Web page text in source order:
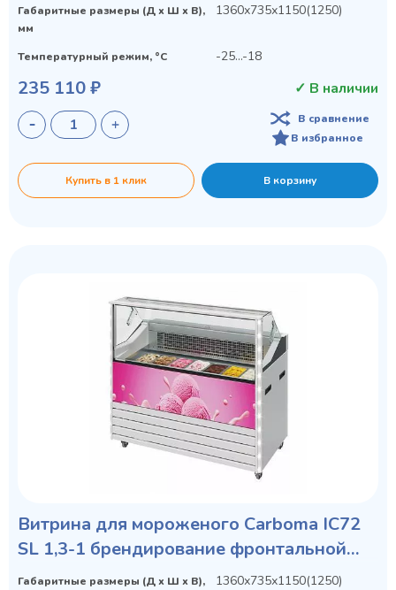
Габаритные размеры (Д х Ш х В),
мм
1360х735х1150(1250)
Температурный режим, °C -25...-18
235 110 ₽ ✓ В наличии
В сравнение
В избранное
Купить в 1 клик В корзину
Витрина для мороженого Carboma IC72
SL 1,3-1 брендирование фронтальной
панели
Габаритные размеры (Д х Ш х В),
1360х735х1150(1250)